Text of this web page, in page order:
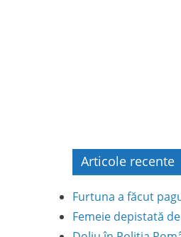
Articole recente
Furtuna a făcut
Femeie depistată